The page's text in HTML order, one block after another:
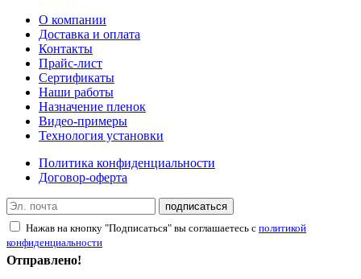
О компании
Доставка и оплата
Контакты
Прайс-лист
Сертификаты
Наши работы
Назначение пленок
Видео-примеры
Технология установки
Политика конфиденциальности
Договор-оферта
подписаться
Нажав на кнопку "Подписаться" вы соглашаетесь с политикой
конфиденциальности
Отправлено!